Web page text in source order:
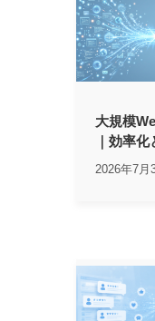
大規模
｜効率
2026年7月